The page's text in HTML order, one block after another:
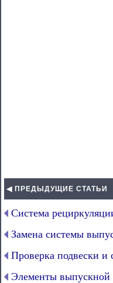
◀ ПРЕДЫДУЩИЕ СТАТЬИ
Система
Замена системы
Проверка подвески и
Элементы выпускной